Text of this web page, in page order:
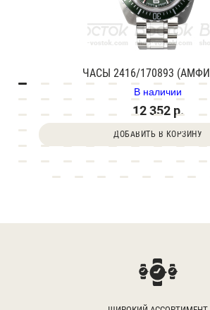
ЧАСЫ 2416/170893
В наличии
12 352 р.
ДОБАВИТЬ В КОРЗИНУ